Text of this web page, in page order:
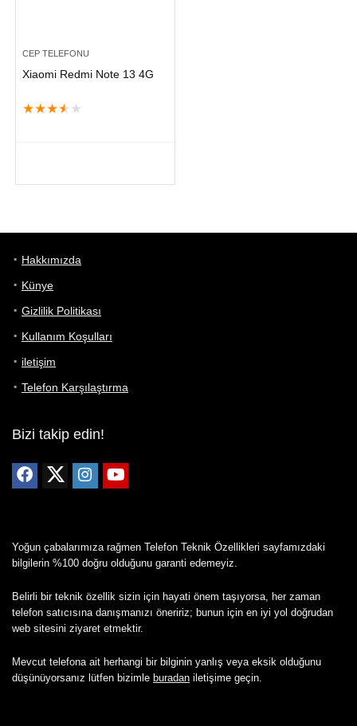
CEP TELEFONU
Xiaomi Redmi Note 13 4G
★★★★ ★
Hakkımızda
Künye
Gizlilik Politikası
Kullanım Koşulları
iletişim
Telefon Karşılaştırma
Bizi takip edin!
Yoğun çabalarımıza rağmen Telefon Teknik Özellikleri sayfamızdaki
bilgilerin %100 doğru olduğunu garanti edemeyiz.
Belirli bir teknik özellik sizin için hayati önem taşıyorsa, her zaman
telefon satıcısına danışmanızı öneririz; bunun için en iyi yol doğrudan
web sitesini ziyaret etmektir.
Mevcut telefona ait herhangi bir bilginin yanlış veya eksik olduğunu
düşünüyorsanız lütfen bizimle buradan iletişime geçin.